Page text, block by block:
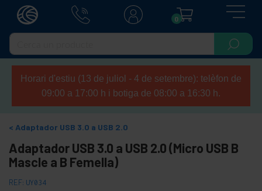
0
Horari d'estiu (13 de juliol - 4 de setembre): telèfon de
09:00 a 17:00 h i botiga de 08:00 a 16:30 h.
Adaptador USB 3.0 a USB 2.0
Adaptador USB 3.0 a USB 2.0 (Micro USB B
Mascle a B Femella)
REF: UY034